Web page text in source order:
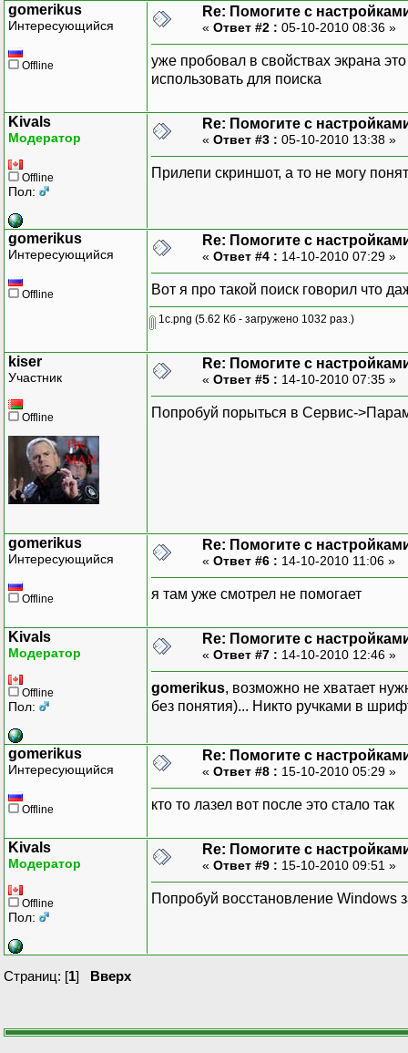
gomerikus
Интересующийся
Offline
Re: Помогите с
« Ответ #2 : 05-10-2010 08:36 »
уже пробовал в свойствах экрана
использовать для поиска
Kivals
Модератор
Offline
Пол:
Re: Помогите с
« Ответ #3 : 05-10-2010 13:38 »
Прилепи скриншот, а то не могу
gomerikus
Интересующийся
Offline
Re: Помогите с
« Ответ #4 : 14-10-2010 07:29 »
Вот я про такой поиск говорил что
1c.png (5.62 Кб - загружено 1032 раз.)
kiser
Участник
Offline
Re: Помогите с
« Ответ #5 : 14-10-2010 07:35 »
Попробуй порыться в Сервис-
gomerikus
Интересующийся
Offline
Re: Помогите с
« Ответ #6 : 14-10-2010 11:06 »
я там уже смотрел не помогает
Kivals
Модератор
Offline
Пол:
Re: Помогите с
« Ответ #7 : 14-10-2010 12:46 »
gomerikus, возможно не хватает
без понятия)... Никто ручками в
gomerikus
Интересующийся
Offline
Re: Помогите с
« Ответ #8 : 15-10-2010 05:29 »
кто то лазел вот после это стало так
Kivals
Модератор
Offline
Пол:
Re: Помогите с
« Ответ #9 : 15-10-2010 09:51 »
Попробуй восстановление Windows
Страниц: [1] Вверх